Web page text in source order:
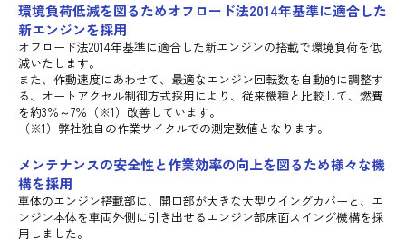
環境負荷低減を図るためオフロード法2014年基準に適合した
新エンジンを採用
オフロード法2014年基準に適合した新エンジンの搭載で環境負荷を低
減いたします。
また、作動速度にあわせて、最適なエンジン回転数を自動的に調整す
る、オートアクセル制御方式採用により、従来機種と比較して、燃費
を約3％～7％（※1）改善しています。
（※1）弊社独自の作業サイクルでの測定数値となります。
メンテナンスの安全性と作業効率の向上を図るため様々な機
構を採用
車体のエンジン搭載部に、開口部が大きな大型ウイングカバーと、エ
ンジン本体を車両外側に引き出せるエンジン部床面スイング機構を採
用しました。